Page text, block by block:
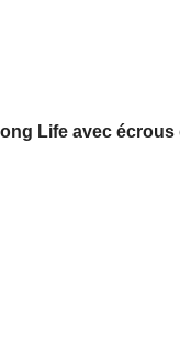
Life avec